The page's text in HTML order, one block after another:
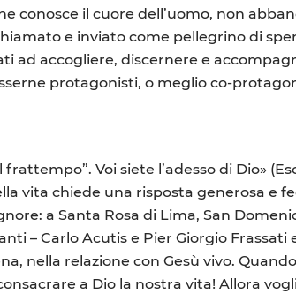
conosce il cuore dell’uomo, non
e inviato come pellegrino di
ad accogliere, discernere e
protagonisti, o meglio co-
Voi siete l’adesso di Dio»
vita chiede una risposta generosa e
a Santa Rosa di Lima, San
– Carlo Acutis e Pier Giorgio
nella relazione con Gesù vivo.
a Dio la nostra vita! Allora